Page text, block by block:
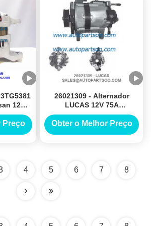
12V
Urvan
Preço
26021309 - Alternador
LUCAS 12V 75A
Alternadores
Obter o Melhor Preço
4 5 6 7 8